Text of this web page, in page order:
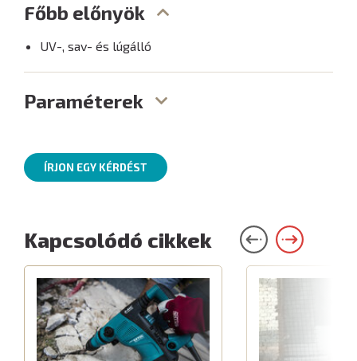
Főbb előnyök
UV-, sav- és lúgálló
Paraméterek
ÍRJON EGY KÉRDÉST
Kapcsolódó cikkek